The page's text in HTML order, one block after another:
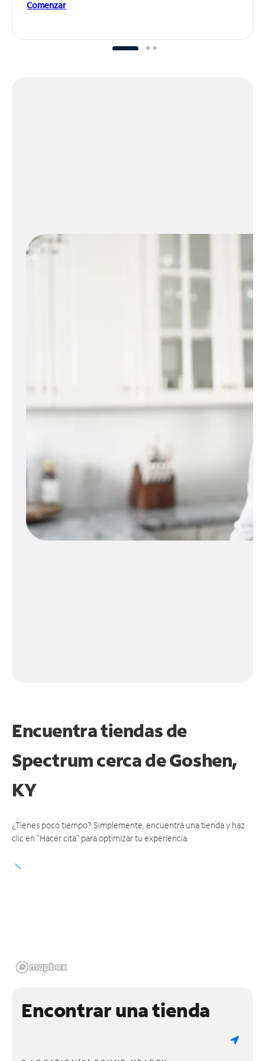
Comenzar
Encuentra tiendas de
Spectrum cerca deGoshen,
KY
¿Tienes poco tiempo? Simplemente, encuentra una tienda y haz
clic en "Hacer cita" para optimizar tu experiencia.
Encontrar una tienda